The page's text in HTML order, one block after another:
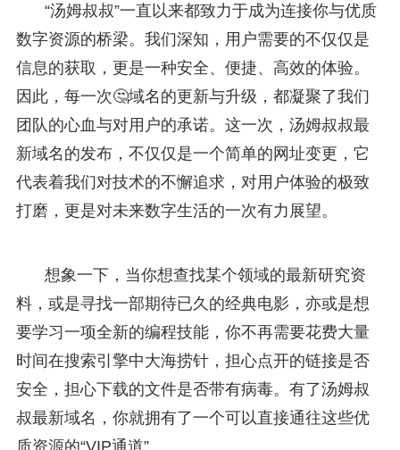
“汤姆叔叔”一直以来都致力于成为连接你与优质
数字资源的桥梁。我们深知，用户需要的不仅仅是
信息的获取，更是一种安全、便捷、高效的体验。
因此，每一次🤔域名的更新与升级，都凝聚了我们
团队的心血与对用户的承诺。这一次，汤姆叔叔最
新域名的发布，不仅仅是一个简单的网址变更，它
代表着我们对技术的不懈追求，对用户体验的极致
打磨，更是对未来数字生活的一次有力展望。
想象一下，当你想查找某个领域的最新研究资
料，或是寻找一部期待已久的经典电影，亦或是想
要学习一项全新的编程技能，你不再需要花费大量
时间在搜索引擎中大海捞针，担心点开的链接是否
安全，担心下载的文件是否带有病毒。有了汤姆叔
叔最新域名，你就拥有了一个可以直接通往这些优
质资源的“VIP通道”。